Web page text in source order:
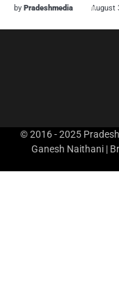
by Pradeshmedia August
© 2016 - 2025
Ganesh Naithani |